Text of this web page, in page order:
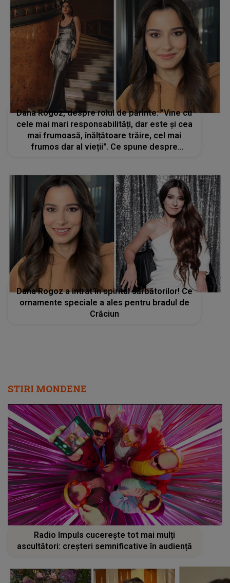
Dana Rogoz, despre rolul de părinte: "Vine cu
cele mai mari responsabilități, dar este și cea
mai frumoasă, înălțătoare trăire, cel mai
frumos dar al vieții". Ce spune despre
Dana Rogoz a intrat în spiritul sărbătorilor! Ce
ornamente speciale a ales pentru bradul de
Crăciun
STIRI MONDENE
Radio Impuls cucerește tot mai mulți
ascultători: creșteri semnificative în audiență